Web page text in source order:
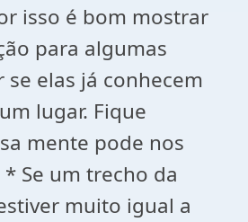
isso é bom mostrar
para algumas
se elas já conhecem
lugar. Fique
mente pode nos
Se um trecho da
muito igual a